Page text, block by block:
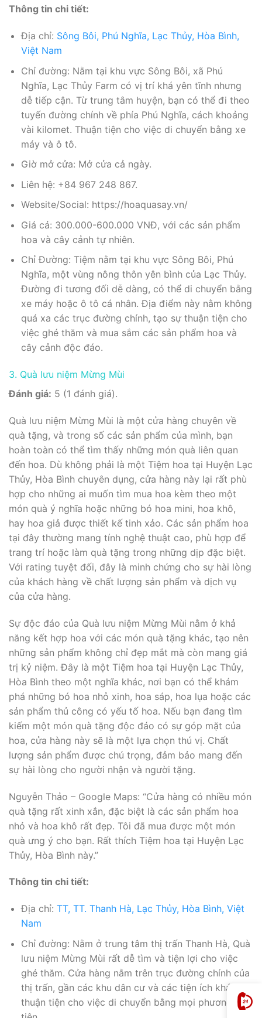
Thông tin chi tiết:
Địa chỉ: Sông Bôi, Phú Nghĩa, Lạc Thủy, Hòa Bình,
Việt Nam
Chỉ đường: Nằm tại khu vực Sông Bôi, xã Phú
Nghĩa, Lạc Thủy Farm có vị trí khá yên tĩnh nhưng
dễ tiếp cận. Từ trung tâm huyện, bạn có thể đi theo
tuyến đường chính về phía Phú Nghĩa, cách khoảng
vài kilomet. Thuận tiện cho việc di chuyển bằng xe
máy và ô tô.
Giờ mở cửa: Mở cửa cả ngày.
Liên hệ: +84 967 248 867.
Website/Social: https://hoaquasay.vn/
Giá cả: 300.000-600.000 VNĐ, với các sản phẩm
hoa và cây cảnh tự nhiên.
Chỉ Đường: Tiệm nằm tại khu vực Sông Bôi, Phú
Nghĩa, một vùng nông thôn yên bình của Lạc Thủy.
Đường đi tương đối dễ dàng, có thể di chuyển bằng
xe máy hoặc ô tô cá nhân. Địa điểm này nằm không
quá xa các trục đường chính, tạo sự thuận tiện cho
việc ghé thăm và mua sắm các sản phẩm hoa và
cây cảnh độc đáo.
3. Quà lưu niệm Mừng Mùi
Đánh giá: 5 (1 đánh giá).
Quà lưu niệm Mừng Mùi là một cửa hàng chuyên về
quà tặng, và trong số các sản phẩm của mình, bạn
hoàn toàn có thể tìm thấy những món quà liên quan
đến hoa. Dù không phải là một Tiệm hoa tại Huyện Lạc
Thủy, Hòa Bình chuyên dụng, cửa hàng này lại rất phù
hợp cho những ai muốn tìm mua hoa kèm theo một
món quà ý nghĩa hoặc những bó hoa mini, hoa khô,
hay hoa giả được thiết kế tinh xảo. Các sản phẩm hoa
tại đây thường mang tính nghệ thuật cao, phù hợp để
trang trí hoặc làm quà tặng trong những dịp đặc biệt.
Với rating tuyệt đối, đây là minh chứng cho sự hài lòng
của khách hàng về chất lượng sản phẩm và dịch vụ
của cửa hàng.
Sự độc đáo của Quà lưu niệm Mừng Mùi nằm ở khả
năng kết hợp hoa với các món quà tặng khác, tạo nên
những sản phẩm không chỉ đẹp mắt mà còn mang giá
trị kỷ niệm. Đây là một Tiệm hoa tại Huyện Lạc Thủy,
Hòa Bình theo một nghĩa khác, nơi bạn có thể khám
phá những bó hoa nhỏ xinh, hoa sáp, hoa lụa hoặc các
sản phẩm thủ công có yếu tố hoa. Nếu bạn đang tìm
kiếm một món quà tặng độc đáo có sự góp mặt của
hoa, cửa hàng này sẽ là một lựa chọn thú vị. Chất
lượng sản phẩm được chú trọng, đảm bảo mang đến
sự hài lòng cho người nhận và người tặng.
Nguyễn Thảo – Google Maps: “Cửa hàng có nhiều món
quà tặng rất xinh xắn, đặc biệt là các sản phẩm hoa
nhỏ và hoa khô rất đẹp. Tôi đã mua được một món
quà ưng ý cho bạn. Rất thích Tiệm hoa tại Huyện Lạc
Thủy, Hòa Bình này.”
Thông tin chi tiết:
Địa chỉ: TT, TT. Thanh Hà, Lạc Thủy, Hòa Bình, Việt
Nam
Chỉ đường: Nằm ở trung tâm thị trấn Thanh Hà, Quà
lưu niệm Mừng Mùi rất dễ tìm và tiện lợi cho việc
ghé thăm. Cửa hàng nằm trên trục đường chính của
thị trấn, gần các khu dân cư và các tiện ích khác,
thuận tiện cho việc di chuyển bằng mọi phương